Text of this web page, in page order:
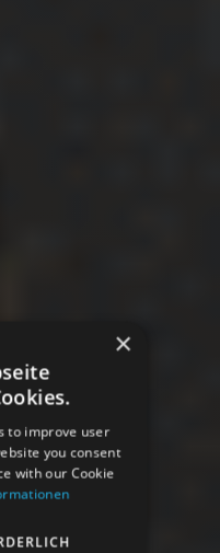
×
to improve user
you consent
with our Cookie